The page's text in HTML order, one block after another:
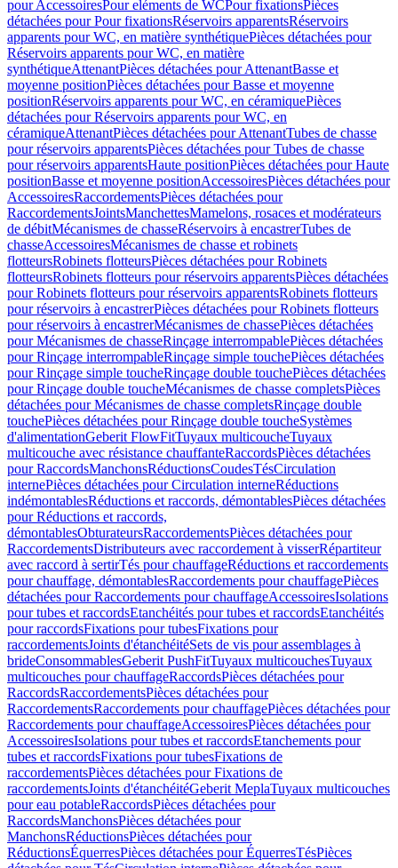
pour AccessoiresPour eléments de WCPour fixationsPièces
détachées pour Pour fixationsRéservoirs apparentsRéservoirs
apparents pour WC, en matière synthétiquePièces détachées pour
Réservoirs apparents pour WC, en matière
synthétiqueAttenantPièces détachées pour AttenantBasse et
moyenne positionPièces détachées pour Basse et moyenne
positionRéservoirs apparents pour WC, en céramiquePièces
détachées pour Réservoirs apparents pour WC, en
céramiqueAttenantPièces détachées pour AttenantTubes de chasse
pour réservoirs apparentsPièces détachées pour Tubes de chasse
pour réservoirs apparentsHaute positionPièces détachées pour Haute
positionBasse et moyenne positionAccessoiresPièces détachées pour
AccessoiresRaccordementsPièces détachées pour
RaccordementsJointsManchettesMamelons, rosaces et modérateurs
de débitMécanismes de chasseRéservoirs à encastrerTubes de
chasseAccessoiresMécanismes de chasse et robinets
flotteursRobinets flotteursPièces détachées pour Robinets
flotteursRobinets flotteurs pour réservoirs apparentsPièces détachées
pour Robinets flotteurs pour réservoirs apparentsRobinets flotteurs
pour réservoirs à encastrerPièces détachées pour Robinets flotteurs
pour réservoirs à encastrerMécanismes de chassePièces détachées
pour Mécanismes de chasseRinçage interrompablePièces détachées
pour Rinçage interrompableRinçage simple touchePièces détachées
pour Rinçage simple toucheRinçage double touchePièces détachées
pour Rinçage double toucheMécanismes de chasse completsPièces
détachées pour Mécanismes de chasse completsRinçage double
touchePièces détachées pour Rinçage double toucheSystèmes
d'alimentationGeberit FlowFitTuyaux multicoucheTuyaux
multicouche avec résistance chauffanteRaccordsPièces détachées
pour RaccordsManchonsRéductionsCoudesTésCirculation
internePièces détachées pour Circulation interneRéductions
indémontablesRéductions et raccords, démontablesPièces détachées
pour Réductions et raccords,
démontablesObturateursRaccordementsPièces détachées pour
RaccordementsDistributeurs avec raccordement à visserRépartiteur
avec raccord à sertirTés pour chauffageRéductions et raccordements
pour chauffage, démontablesRaccordements pour chauffagePièces
détachées pour Raccordements pour chauffageAccessoiresIsolations
pour tubes et raccordsEtanchéités pour tubes et raccordsEtanchéités
pour raccordsFixations pour tubesFixations pour
raccordementsJoints d'étanchéitéSets de vis pour assemblages à
brideConsommablesGeberit PushFitTuyaux multicouchesTuyaux
multicouches pour chauffageRaccordsPièces détachées pour
RaccordsRaccordementsPièces détachées pour
RaccordementsRaccordements pour chauffagePièces détachées pour
Raccordements pour chauffageAccessoiresPièces détachées pour
AccessoiresIsolations pour tubes et raccordsEtanchements pour
tubes et raccordsFixations pour tubesFixations de
raccordementsPièces détachées pour Fixations de
raccordementsJoints d'étanchéitéGeberit MeplaTuyaux multicouches
pour eau potableRaccordsPièces détachées pour
RaccordsManchonsPièces détachées pour
ManchonsRéductionsPièces détachées pour
RéductionsÉquerresPièces détachées pour ÉquerresTésPièces